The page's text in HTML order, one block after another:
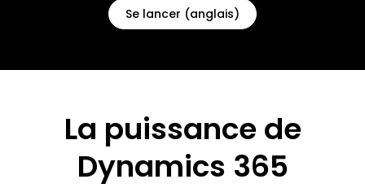
Se lancer (anglais)
La puissance de
Dynamics 365